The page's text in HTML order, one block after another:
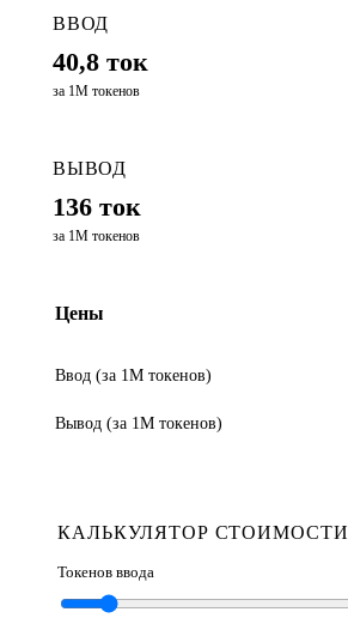
ВВОД
40,8 ток
за 1М токенов
ВЫВОД
136 ток
за 1М токенов
Цены
Ввод (за 1М токенов)
Вывод (за 1М токенов)
КАЛЬКУЛЯТОР СТОИМОСТИ
Токенов ввода